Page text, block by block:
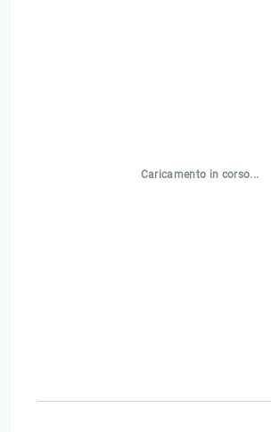
Caricamento in corso...